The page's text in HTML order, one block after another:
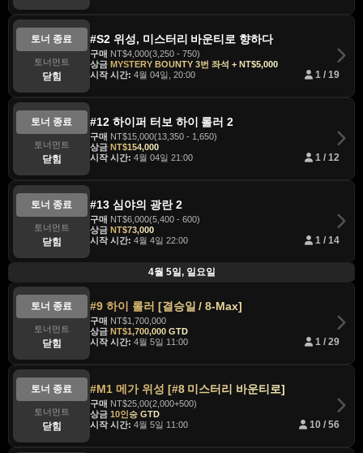
토너 종료
토너먼트
닫힘
#S2 위성, 미스터리 바운티로 향하다
구매 NT$4,000(3,250 - 750)
상금 MYSTERY BOUNTY 3번 좌석 + NT$5,000
시작 시간: 4월 04일, 20:00 1 / 19
토너 종료
토너먼트
닫힘
#12 하이퍼 터보 하이 롤러 2
구매 NT$15,000(13,350 - 1,650)
상금 NT$154,000
시작 시간: 4월 04일 21:00 1 / 12
토너 종료
토너먼트
닫힘
#13 심야의 광란 2
구매 NT$6,000(5,400 - 600)
상금 NT$73,000
시작 시간: 4월 4일 22:00 1 / 14
4월 5일, 일요일
토너 종료
토너먼트
닫힘
#9 하이 롤러 [결승일 / 8-Max]
구매 NT$1,700,000
상금 NT$1,700,000 GTD
시작 시간: 4월 5일 11:00 1 / 29
토너 종료
토너먼트
닫힘
#M1 메가 위성 [#8 미스터리 바운티로]
구매 NT$25,00(2,000+500)
상금 10인승 GTD
시작 시간: 4월 5일 11:00 10 / 56